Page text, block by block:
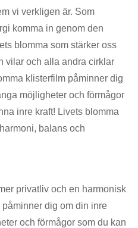
vi verkligen är. Som
komma in genom den
blomma som stärker oss
vilar och alla andra cirklar
klisterfilm påminner dig
möjligheter och förmågor
inre kraft! Livets blomma
balans och
privatliv och en harmonisk
dig om din inre
och förmågor som du kan